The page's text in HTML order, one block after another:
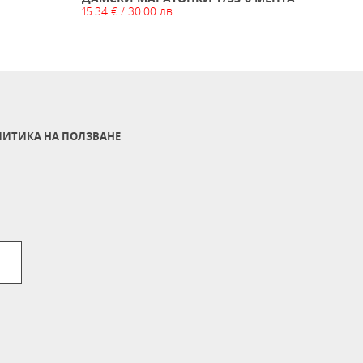
15.34 € / 30.00 лв.
НА ПОЛЗВАНЕ